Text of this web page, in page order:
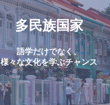
多民族国家
語学だけでなく、
様々な文化を学ぶチャンス